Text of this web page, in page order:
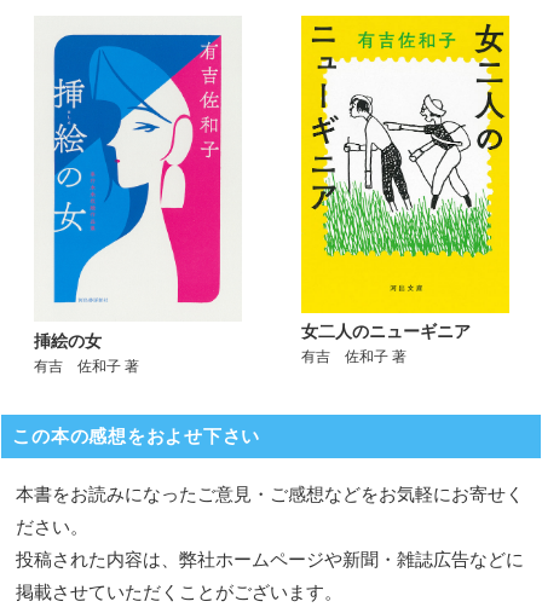
挿絵の女
有吉 佐和子 著
女二人のニューギニア
有吉 佐和子 著
この本の感想をおよせ下さい
本書をお読みになったご意見・ご感想などをお気軽にお寄せく
ださい。
投稿された内容は、弊社ホームページや新聞・雑誌広告などに
掲載させていただくことがございます。